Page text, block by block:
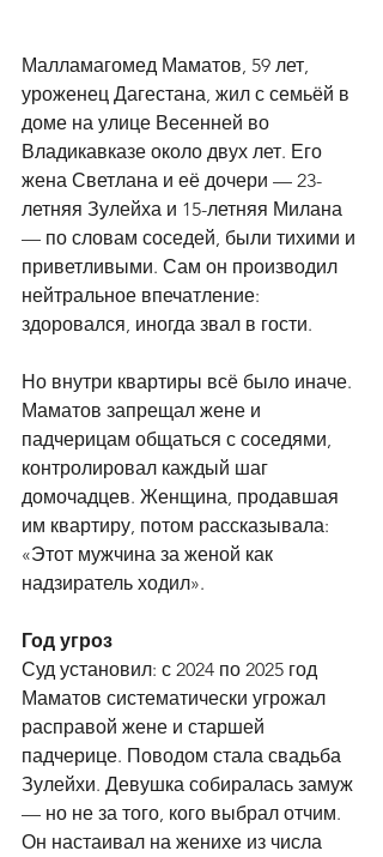
Малламагомед Маматов, 59 лет,
уроженец Дагестана, жил с семьёй в
доме на улице Весенней во
Владикавказе около двух лет. Его
жена Светлана и её дочери — 23-
летняя Зулейха и 15-летняя Милана
— по словам соседей, были тихими и
приветливыми. Сам он производил
нейтральное впечатление:
здоровался, иногда звал в гости.
Но внутри квартиры всё было иначе.
Маматов запрещал жене и
падчерицам общаться с соседями,
контролировал каждый шаг
домочадцев. Женщина, продавшая
им квартиру, потом рассказывала:
«Этот мужчина за женой как
надзиратель ходил».
Год угроз
Суд установил: с 2024 по 2025 год
Маматов систематически угрожал
расправой жене и старшей
падчерице. Поводом стала свадьба
Зулейхи. Девушка собиралась замуж
— но не за того, кого выбрал отчим.
Он настаивал на женихе из числа